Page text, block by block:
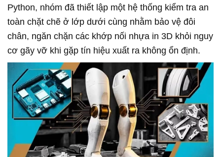
Python, nhóm đã thiết lập một hệ thống kiểm tra an
toàn chặt chẽ ở lớp dưới cùng nhằm bảo vệ đôi
chân, ngăn chặn các khớp nối nhựa in 3D khỏi nguy
cơ gãy vỡ khi gặp tín hiệu xuất ra không ổn định.